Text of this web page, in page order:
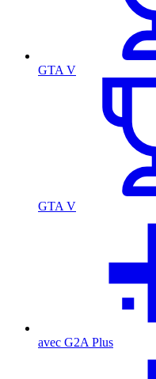
GTA V
GTA V
avec G2A Plus